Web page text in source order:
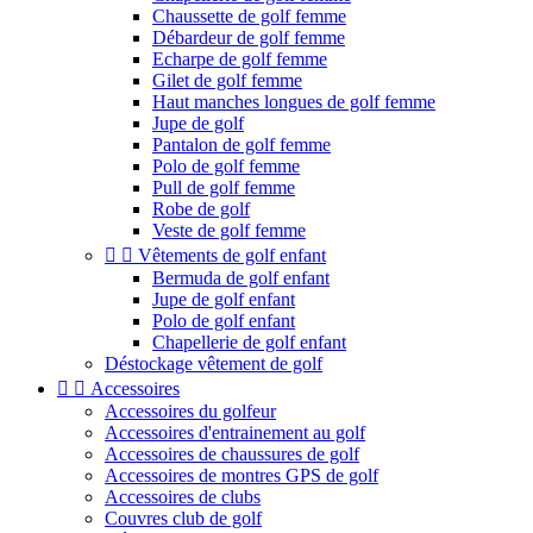
Chaussette de golf femme
Débardeur de golf femme
Echarpe de golf femme
Gilet de golf femme
Haut manches longues de golf femme
Jupe de golf
Pantalon de golf femme
Polo de golf femme
Pull de golf femme
Robe de golf
Veste de golf femme
  Vêtements de golf enfant
Bermuda de golf enfant
Jupe de golf enfant
Polo de golf enfant
Chapellerie de golf enfant
Déstockage vêtement de golf
  Accessoires
Accessoires du golfeur
Accessoires d'entrainement au golf
Accessoires de chaussures de golf
Accessoires de montres GPS de golf
Accessoires de clubs
Couvres club de golf